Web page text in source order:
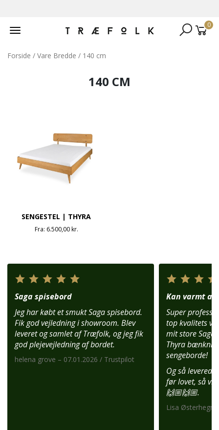
Toggle
0
Forside / Vare Bredde / 140 cm
140 CM
SENGESTEL | THYRA
Fra: 6.500,00kr.
Saga spisebord
Jeg har købt et smukt Saga spisebord.
Fik god vejledning i showroom. Blev
leveret og samlet af Træfolk, og jeg fik
god plejevejledning af bordet.
helena grove – 07.01.2026 / Trustpilot
Kan varmt
Super
top kvalitets
mit store Saga
Thyra
sengeborde!
Og så
før lovet, så vi
🙌🏼🙌🏼.
Lisa Østerhegn